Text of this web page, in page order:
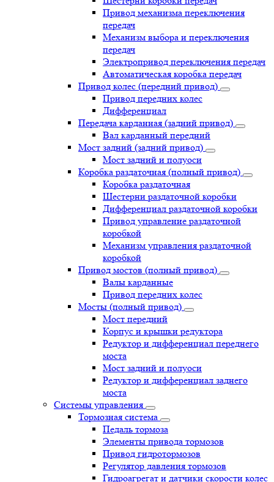
Привод механизма переключения
передач
Механизм выбора и переключения
передач
Электропривод переключения передач
Автоматическая коробка передач
Привод колес (передний привод)
Привод передних колес
Дифференциал
Передача карданная (задний привод)
Вал карданный передний
Мост задний (задний привод)
Мост задний и полуоси
Коробка раздаточная (полный привод)
Коробка раздаточная
Шестерни раздаточной коробки
Дифференциал раздаточной коробки
Привод управление раздаточной
коробкой
Механизм управления раздаточной
коробкой
Привод мостов (полный привод)
Валы карданные
Привод передних колес
Мосты (полный привод)
Мост передний
Корпус и крышки редуктора
Редуктор и дифференциал переднего
моста
Мост задний и полуоси
Редуктор и дифференциал заднего
моста
Системы управления
Тормозная система
Педаль тормоза
Элементы привода тормозов
Привод гидротормозов
Регулятор давления тормозов
Гидроагрегат и датчики скорости колес